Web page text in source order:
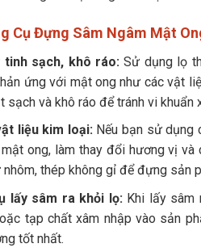
Cụ Đựng Sâm Ngâm Mật
tinh sạch, khô ráo: Sử dụng lọ
ứng với mật ong như các vật
sạch và khô ráo để tránh vi khuẩn
liệu kim loại:Nếu bạn sử dụng
ong, làm thay đổi hương vị
nhôm, thép không gỉ để đựng sản
lấy sâm ra khỏi lọ: Khi lấy sâm
tạp chất xâm nhập vào sản
tốt nhất.